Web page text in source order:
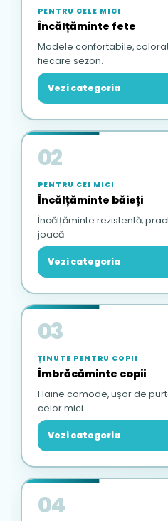
PENTRU CELE MICI
Încălțăminte fete
Modele confortabile,
fiecare sezon.
Vezi categoria
02
PENTRU CEI MICI
Încălțăminte băieți
Încălțăminte rezistentă,
joacă.
Vezi categoria
03
ȚINUTE PENTRU COPII
Îmbrăcăminte copii
Haine comode, ușor de
celor mici.
Vezi categoria
04